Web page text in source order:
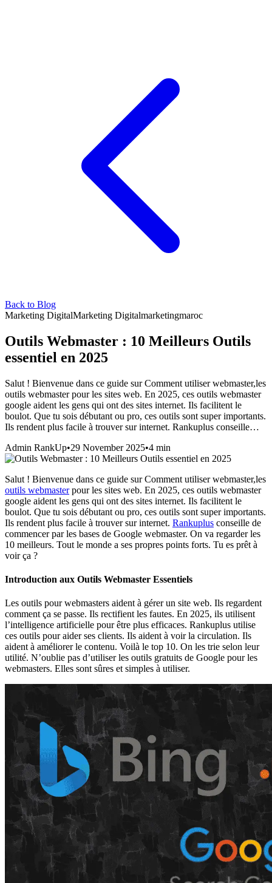
Back to Blog
Marketing DigitalMarketing Digitalmarketingmaroc
Outils Webmaster : 10 Meilleurs Outils
essentiel en 2025
Salut ! Bienvenue dans ce guide sur Comment utiliser webmaster,les
outils webmaster pour les sites web. En 2025, ces outils webmaster
google aident les gens qui ont des sites internet. Ils facilitent le
boulot. Que tu sois débutant ou pro, ces outils sont super importants.
Ils rendent plus facile à trouver sur internet. Rankuplus conseille…
Admin RankUp•29 November 2025•4 min
Salut ! Bienvenue dans ce guide surComment utiliser webmaster,les
outils webmasterpour les sites web. En 2025, ces outils webmaster
google aident les gens qui ont des sites internet. Ils facilitent le
boulot. Que tu sois débutant ou pro, ces outils sont super importants.
Ils rendent plus facile à trouver sur internet. Rankuplus conseille de
commencer par les bases de Google webmaster. On va regarder les
10 meilleurs. Tout le monde a ses propres points forts. Tu es prêt à
voir ça ?
Introduction aux Outils Webmaster Essentiels
Les outils pour webmasters aident à gérer un site web. Ils regardent
comment ça se passe. Ils rectifient les fautes. En 2025, ils utilisent
l’intelligence artificielle pour être plus efficaces. Rankuplus utilise
ces outils pour aider ses clients. Ils aident à voir la circulation. Ils
aident à améliorer le contenu. Voilà le top 10. On les trie selon leur
utilité. N’oublie pas d’utiliser les outils gratuits de Google pour les
webmasters. Elles sont sûres et simples à utiliser.